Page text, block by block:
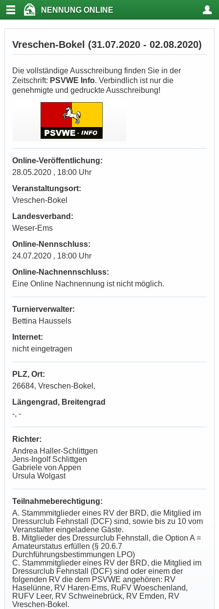
NENNUNG ONLINE
Vreschen-Bokel (31.07.2020 - 02.08.2020)
Die vollständige Ausschreibung finden Sie in der
Zeitschrift: PSVWE Info. Verbindlich ist nur die
genehmigte und gedruckte Ausschreibung!
Online-Veröffentlichung:
28.05.2020 , 18:00 Uhr
Veranstaltungsort:
Vreschen-Bokel
Landesverband:
Weser-Ems
Online-Nennschluss:
24.07.2020 , 18:00 Uhr
Online-Nachnennschluss:
Eine Online Nachnennung ist nicht möglich.
Turnierverwalter:
Bettina Haussels
Internet:
nicht eingetragen
PLZ, Ort:
26684, Vreschen-Bokel,
Längengrad, Breitengrad
-, -
Richter:
Andrea Haller-Schlittgen
Jens-Ingolf Schlittgen
Gabriele von Appen
Ursula Wolgast
Teilnahmeberechtigung:
A. Stammmitglieder eines RV der BRD, die Mitglied im
Dressurclub Fehnstall (DCF) sind, sowie bis zu 10 vom
Veranstalter eingeladene Gäste.
B. Mitglieder des Dressurclub Fehnstall, die Option A =
Amateurstatus erfüllen (§ 20.6.7
Durchführungsbestimmungen LPO)
C. Stammmitglieder eines RV der BRD, die Mitglied im
Dressurclub Fehnstall (DCF) sind oder einem der
folgenden RV die dem PSVWE angehören: RV
Haselünne, RV Haren-Ems, RuFV Woeschenland,
RUFV Leer, RV Schweinebrück, RV Emden, RV
Vreschen-Bokel.